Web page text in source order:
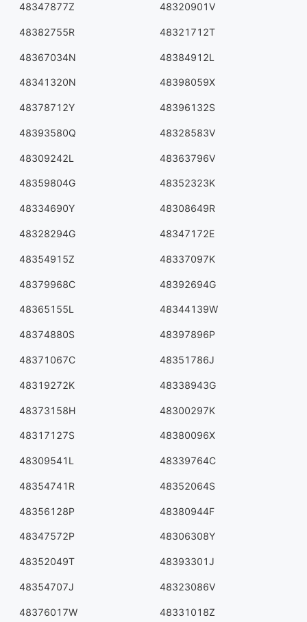
48347877Z 48320901V
48382755R 48321712T
48367034N 48384912L
48341320N 48398059X
48378712Y 48396132S
48393580Q 48328583V
48309242L 48363796V
48359804G 48352323K
48334690Y 48308649R
48328294G 48347172E
48354915Z 48337097K
48379968C 48392694G
48365155L 48344139W
48374880S 48397896P
48371067C 48351786J
48319272K 48338943G
48373158H 48300297K
48317127S 48380096X
48309541L 48339764C
48354741R 48352064S
48356128P 48380944F
48347572P 48306308Y
48352049T 48393301J
48354707J 48323086V
48376017W 48331018Z